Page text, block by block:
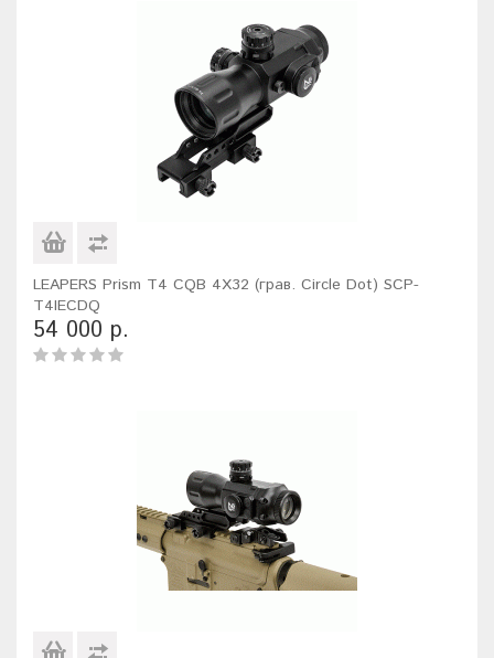
LEAPERS Prism T4 CQB 4X32 (грав. Circle Dot) SCP-
T4IECDQ
54 000 р.